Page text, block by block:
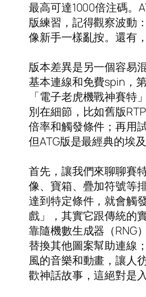
最高可達1000倍注碼。
版練習，記得觀察波動
像新手一樣亂按。還有
版本差異是另一個容易
基本連線和免費spin，
「電子老虎機戰神賽
別在細節，比如舊版
倍率和觸發條件；再用
但ATG版是最經典的埃
首先，讓我們來聊聊賽
像、寶箱、疊加符號等
達到特定條件，就會觸
戲」，其實它跟傳統的
靠隨機數生成器（RNG
替換其他圖案幫助連線
風的音樂和動畫，讓人
歡神話故事，這絕對是